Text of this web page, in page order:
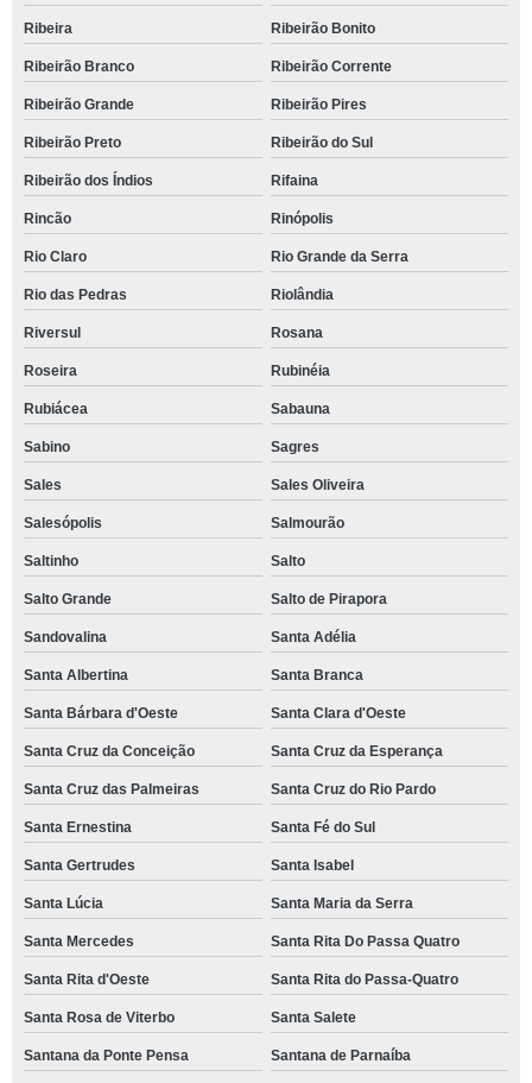
Ribeira Ribeirão Bonito
Ribeirão Branco Ribeirão Corrente
Ribeirão Grande Ribeirão Pires
Ribeirão Preto Ribeirão do Sul
Ribeirão dos Índios Rifaina
Rincão Rinópolis
Rio Claro Rio Grande da Serra
Rio das Pedras Riolândia
Riversul Rosana
Roseira Rubinéia
Rubiácea Sabauna
Sabino Sagres
Sales Sales Oliveira
Salesópolis Salmourão
Saltinho Salto
Salto Grande Salto de Pirapora
Sandovalina Santa Adélia
Santa Albertina Santa Branca
Santa Bárbara d'Oeste Santa Clara d'Oeste
Santa Cruz da Conceição Santa Cruz da Esperança
Santa Cruz das Palmeiras Santa Cruz do Rio Pardo
Santa Ernestina Santa Fé do Sul
Santa Gertrudes Santa Isabel
Santa Lúcia Santa Maria da Serra
Santa Mercedes Santa Rita Do Passa Quatro
Santa Rita d'Oeste Santa Rita do Passa-Quatro
Santa Rosa de Viterbo Santa Salete
Santana da Ponte Pensa Santana de Parnaíba